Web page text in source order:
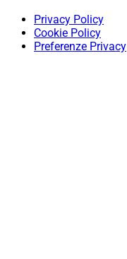
Privacy Policy
Cookie Policy
Preferenze Privacy